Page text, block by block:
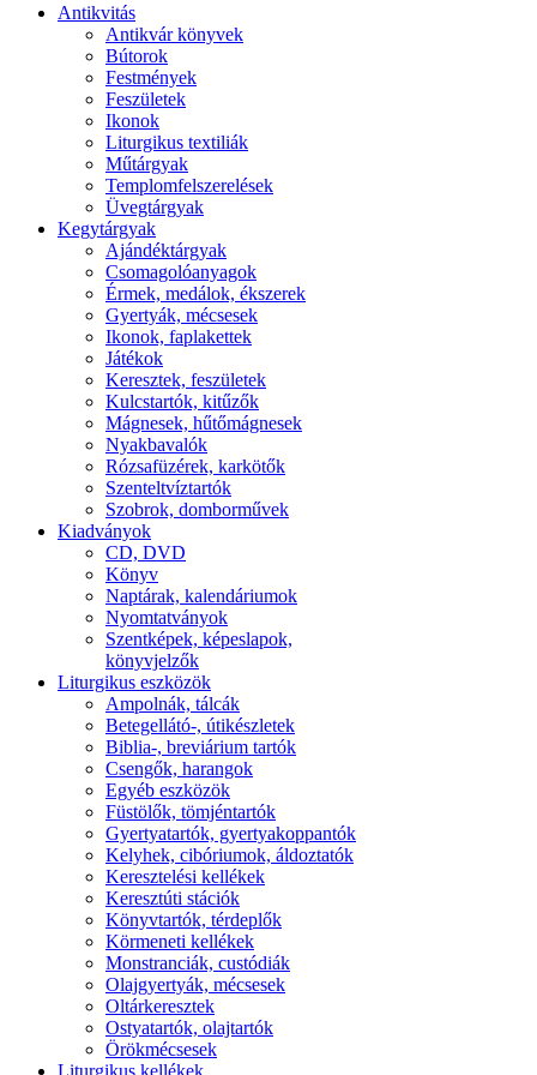
Antikvitás
Antikvár könyvek
Bútorok
Festmények
Feszületek
Ikonok
Liturgikus textiliák
Műtárgyak
Templomfelszerelések
Üvegtárgyak
Kegytárgyak
Ajándéktárgyak
Csomagolóanyagok
Érmek, medálok, ékszerek
Gyertyák, mécsesek
Ikonok, faplakettek
Játékok
Keresztek, feszületek
Kulcstartók, kitűzők
Mágnesek, hűtőmágnesek
Nyakbavalók
Rózsafüzérek, karkötők
Szenteltvíztartók
Szobrok, domborművek
Kiadványok
CD, DVD
Könyv
Naptárak, kalendáriumok
Nyomtatványok
Szentképek, képeslapok,
könyvjelzők
Liturgikus eszközök
Ampolnák, tálcák
Betegellátó-, útikészletek
Biblia-, breviárium tartók
Csengők, harangok
Egyéb eszközök
Füstölők, tömjéntartók
Gyertyatartók, gyertyakoppantók
Kelyhek, cibóriumok, áldoztatók
Keresztelési kellékek
Keresztúti stációk
Könyvtartók, térdeplők
Körmeneti kellékek
Monstranciák, custódiák
Olajgyertyák, mécsesek
Oltárkeresztek
Ostyatartók, olajtartók
Örökmécsesek
Liturgikus kellékek